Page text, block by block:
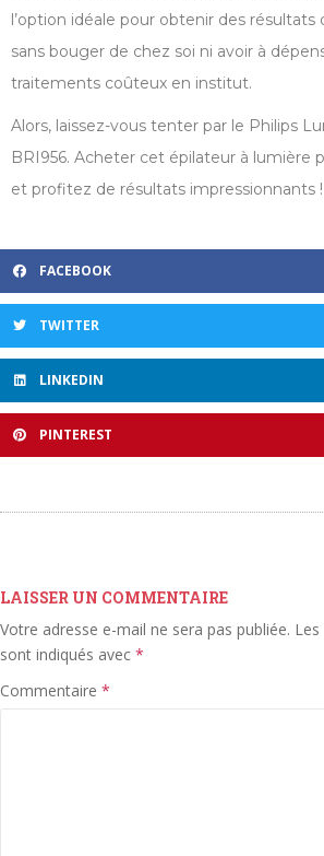
l’option idéale pour obtenir des résultats
sans bouger de chez soi ni avoir à
traitements coûteux en institut.
Alors, laissez-vous tenter par le Philips
BRI956. Acheter cet épilateur à lumière
et profitez de résultats impressionnants !
FACEBOOK
TWITTER
LINKEDIN
PINTEREST
LAISSER UN COMMENTAIRE
Votre adresse e-mail ne sera pas publiée.
sont indiqués avec *
Commentaire *